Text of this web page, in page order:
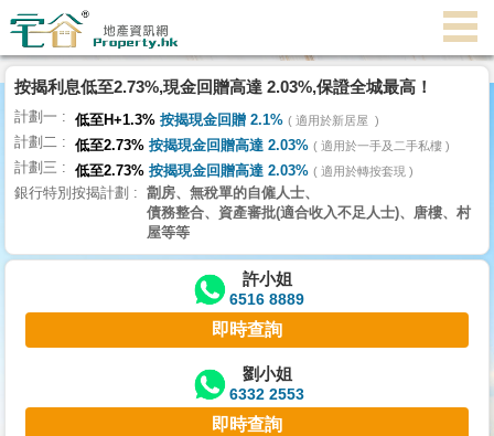
理
主
頁
搵
樓/
交
業
主
按揭利息低至2.73%,現金回贈高達 2.03%,保證全城最高！
計劃一 低至H+1.3% 按揭現金回贈 2.1% 適用於新居屋
計劃二 低至2.73% 按揭現金回贈高達 2.03% 適用於一手及二手私樓
計劃三 低至2.73% 按揭現金回贈高達 2.03% 適用於轉按套現
銀行特別按揭計劃
劏房、無稅單的自僱人士、
債務整合、資產審批(適合收入不足人士)、唐樓、村
屋等等
許小姐
6516 8889
即時查詢
劉小姐
6332 2553
即時查詢